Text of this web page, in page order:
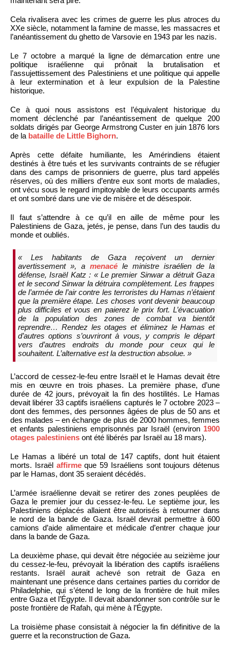
Cela rivalisera avec les crimes de guerre les plus atroces du
XXe siècle, notamment la famine de masse, les massacres et
l’anéantissement du ghetto de Varsovie en 1943 par les nazis.
Le 7 octobre a marqué la ligne de démarcation entre une
politique israélienne qui prônait la brutalisation et
l’assujettissement des Palestiniens et une politique qui appelle
à leur extermination et à leur expulsion de la Palestine
historique.
Ce à quoi nous assistons est l’équivalent historique du
moment déclenché par l’anéantissement de quelque 200
soldats dirigés par George Armstrong Custer en juin 1876 lors
de la bataille de Little Bighorn.
Après cette défaite humiliante, les Amérindiens étaient
destinés à être tués et les survivants contraints de se réfugier
dans des camps de prisonniers de guerre, plus tard appelés
réserves, où des milliers d’entre eux sont morts de maladies,
ont vécu sous le regard impitoyable de leurs occupants armés
et ont sombré dans une vie de misère et de désespoir.
Il faut s’attendre à ce qu’il en aille de même pour les
Palestiniens de Gaza, jetés, je pense, dans l’un des taudis du
monde et oubliés.
« Les habitants de Gaza reçoivent un dernier
avertissement », a menacé le ministre israélien de la
défense, Israël Katz : « Le premier Sinwar a détruit Gaza
et le second Sinwar la détruira complètement. Les frappes
de l’armée de l’air contre les terroristes du Hamas n’étaient
que la première étape. Les choses vont devenir beaucoup
plus difficiles et vous en paierez le prix fort. L’évacuation
de la population des zones de combat va bientôt
reprendre… Rendez les otages et éliminez le Hamas et
d’autres options s’ouvriront à vous, y compris le départ
vers d’autres endroits du monde pour ceux qui le
souhaitent. L’alternative est la destruction absolue. »
L’accord de cessez-le-feu entre Israël et le Hamas devait être
mis en œuvre en trois phases. La première phase, d’une
durée de 42 jours, prévoyait la fin des hostilités. Le Hamas
devait libérer 33 captifs israéliens capturés le 7 octobre 2023 –
dont des femmes, des personnes âgées de plus de 50 ans et
des malades – en échange de plus de 2000 hommes, femmes
et enfants palestiniens emprisonnés par Israël (environ 1900
otages palestiniens ont été libérés par Israël au 18 mars).
Le Hamas a libéré un total de 147 captifs, dont huit étaient
morts. Israël affirmeque 59 Israéliens sont toujours détenus
par le Hamas, dont 35 seraient décédés.
L’armée israélienne devait se retirer des zones peuplées de
Gaza le premier jour du cessez-le-feu. Le septième jour, les
Palestiniens déplacés allaient être autorisés à retourner dans
le nord de la bande de Gaza. Israël devrait permettre à 600
camions d’aide alimentaire et médicale d’entrer chaque jour
dans la bande de Gaza.
La deuxième phase, qui devait être négociée au seizième jour
du cessez-le-feu, prévoyait la libération des captifs israéliens
restants. Israël aurait achevé son retrait de Gaza en
maintenant une présence dans certaines parties du corridor de
Philadelphie, qui s’étend le long de la frontière de huit miles
entre Gaza et l’Égypte. Il devait abandonner son contrôle sur le
poste frontière de Rafah, qui mène à l’Égypte.
La troisième phase consistait à négocier la fin définitive de la
guerre et la reconstruction de Gaza.